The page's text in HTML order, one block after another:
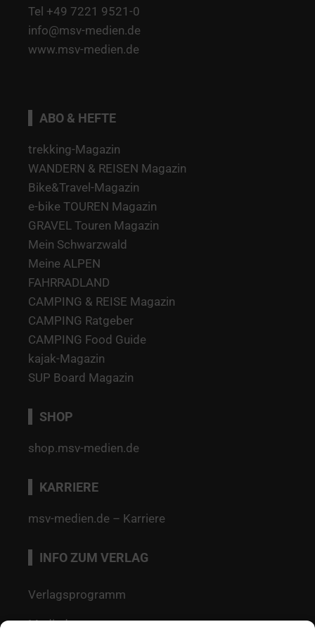
Tel +49 7221 9521-0
info@msv-medien.de
www.msv-medien.de
ABO & HEFTE
trekking-Magazin
WANDERN & REISEN Magazin
Bike&Travel-Magazin
e-bike TOUREN Magazin
GRAVEL Touren Magazin
Mein Schwarzwald
Meine ALPEN
FAHRRADLAND
CAMPING & REISE Magazin
CAMPING Ratgeber
CAMPING Food Guide
kajak-Magazin
SUP Board Magazin
SHOP
shop.msv-medien.de
KARRIERE
msv-medien.de – Karriere
INFO ZUM VERLAG
Verlagsprogramm
Mediadaten